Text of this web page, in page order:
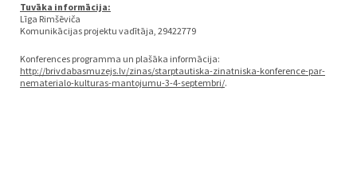
Tuvāka informācija:
Līga Rimšēviča
Komunikācijas projektu vadītāja, 29422779
Konferences programma un plašāka informācija:
http://brivdabasmuzejs.lv/zinas/starptautiska-zinatniska-konference-par-
nematerialo-kulturas-mantojumu-3-4-septembri/.